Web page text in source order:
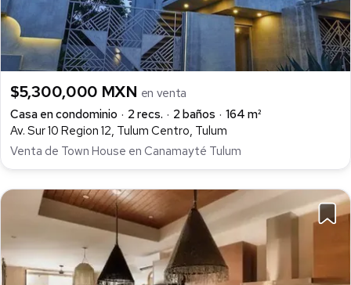
$5,300,000 MXN en venta
Casa en condominio
2 recs. 2 baños
164 m²
Av. Sur 10 Region 12, Tulum Centro, Tulum
Venta de Town House en Canamayté Tulum